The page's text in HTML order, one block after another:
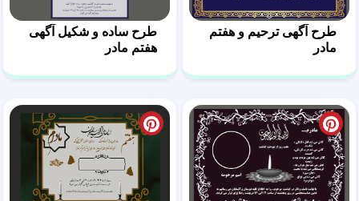
طرح آگهی ترحیم و هفتم
مادر
طرح ساده و شکیل آگهی
هفتم مادر